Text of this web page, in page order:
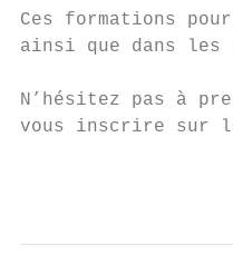
Ces formations
ainsi que dans les
N’hésitez pas à
vous inscrire sur